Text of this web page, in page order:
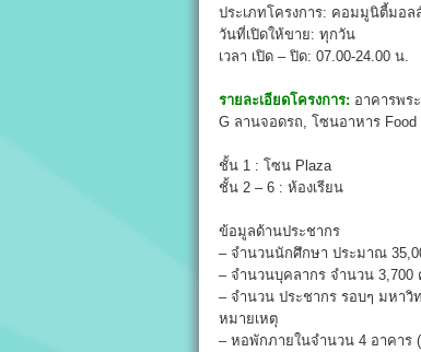
ประเภทโครงการ: คอมมูนิตี้มอล
วันที่เปิดให้ขาย: ทุกวัน
เวลา เปิด – ปิด: 07.00-24.00 น.
รายละเอียดโครงการ: อาคารพร
G ลานจอดรถ, โซนอาหาร Food
ชั้น 1 : โซน Plaza
ชั้น 2 – 6 : ห้องเรียน
ข้อมูลด้านประชากร
– จำนวนนักศึกษา ประมาณ
– จำนวนบุคลากร จำนวน 3,700
– จำนวน ประชากร รอบๆ มหา
หมายเหตุ
– หอพักภายในจำนวน 4 อาคาร